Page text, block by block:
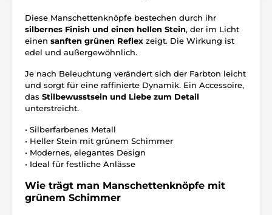
Diese Manschettenknöpfe bestechen durch ihr
silbernes Finish und einen hellen Stein, der im Licht
einen sanften grünen Reflex zeigt. Die Wirkung ist
edel und außergewöhnlich.
Je nach Beleuchtung verändert sich der Farbton leicht
und sorgt für eine raffinierte Dynamik. Ein Accessoire,
das Stilbewusstsein und Liebe zum Detail
unterstreicht.
• Silberfarbenes Metall
• Heller Stein mit grünem Schimmer
• Modernes, elegantes Design
• Ideal für festliche Anlässe
Wie trägt man Manschettenknöpfe mit
grünem Schimmer